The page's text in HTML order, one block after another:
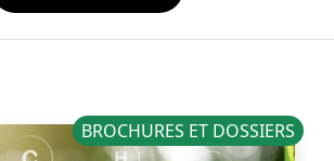
BROCHURES ET DOSSIERS